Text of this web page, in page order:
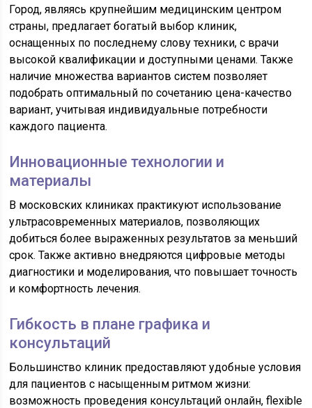
Город, являясь крупнейшим медицинским центром
страны, предлагает богатый выбор клиник,
оснащенных по последнему слову техники, с врачи
высокой квалификации и доступными ценами. Также
наличие множества вариантов систем позволяет
подобрать оптимальный по сочетанию цена-качество
вариант, учитывая индивидуальные потребности
каждого пациента.
Инновационные технологии и
материалы
В московских клиниках практикуют использование
ультрасовременных материалов, позволяющих
добиться более выраженных результатов за меньший
срок. Также активно внедряются цифровые методы
диагностики и моделирования, что повышает точность
и комфортность лечения.
Гибкость в плане графика и
консультаций
Большинство клиник предоставляют удобные условия
для пациентов с насыщенным ритмом жизни:
возможность проведения консультаций онлайн, flexible